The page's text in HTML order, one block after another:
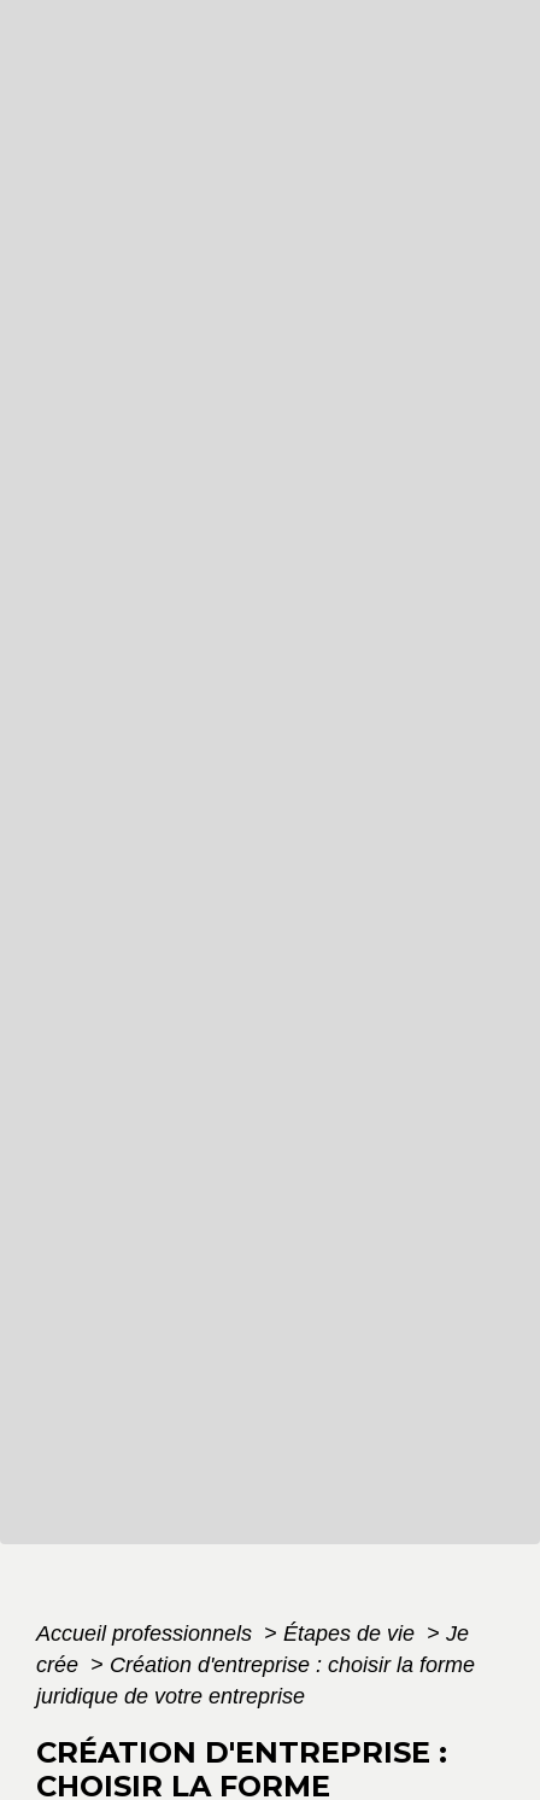
Accueil professionnels > Étapes de vie > Je
crée > Création d'entreprise : choisir la forme
juridique de votre entreprise
CRÉATION D'ENTREPRISE :
CHOISIR LA FORME